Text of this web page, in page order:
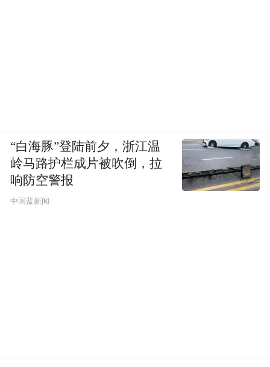
“白海豚”登陆前夕，浙江温
岭马路护栏成片被吹倒，拉
响防空警报
中国蓝新闻